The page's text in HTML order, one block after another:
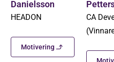
Danielsson
HEADON
Motivering
CA